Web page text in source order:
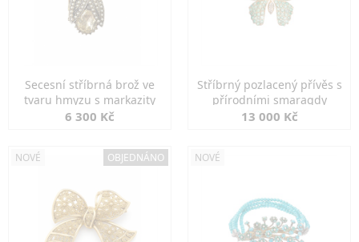
Secesní stříbrná brož ve
tvaru hmyzu s markazity
6 300 Kč
Stříbrný pozlacený přívěs s
přírodními smaragdy
13 000 Kč
NOVÉ OBJEDNÁNO NOVÉ